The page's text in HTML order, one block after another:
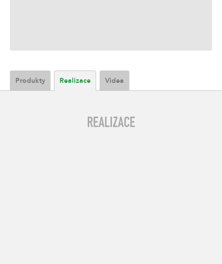
Produkty Realizace Videa
REALIZACE